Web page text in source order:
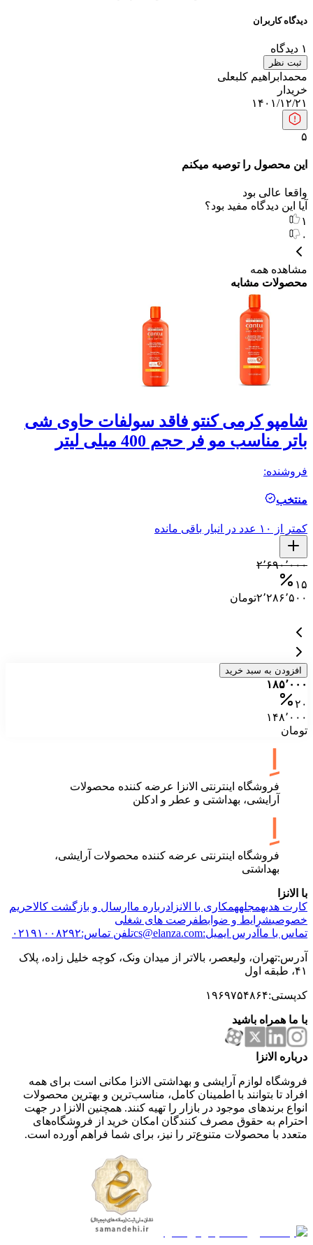
دیدگاه کاربران
۱ دیدگاه
ثبت نظر
محمدابراهیم کلبعلی
خریدار
۱۴۰۱/۱۲/۲۱
۵
این محصول را توصیه میکنم
واقعا عالی بود
آیا این دیدگاه مفید بود؟
۱
۰
مشاهده همه
محصولات مشابه
شامپو کرمی کنتو فاقد سولفات حاوی شی
باتر مناسب مو فر حجم 400 میلی لیتر
فروشنده:
منتخب
کمتر از ۱۰ عدد در انبار باقی مانده
۲٬۶۹۰٬۰۰۰
۱۵
۲٬۲۸۶٬۵۰۰تومان
افزودن به سبد خرید
۱۸۵٬۰۰۰
۲۰
۱۴۸٬۰۰۰
تومان
فروشگاه اینترنتی الانزا عرضه کننده محصولات
آرایشی، بهداشتی و عطر و ادکلن
فروشگاه اینترنتی عرضه کننده محصولات آرایشی،
بهداشتی
با الانزا
کارت هدیهمجلههمکاری با الانزا درباره ما ارسال و بازگشت کالاحریم
خصوصیشرایط و ضوابطفرصت های شغلی
تماس با ما آدرس ایمیل:cs@elanza.com تلفن تماس:۰۲۱۹۱۰۰۸۲۹۲
آدرس:تهران، ولیعصر، بالاتر از میدان ونک، کوچه خلیل زاده، پلاک
۴۱، طبقه اول
کدپستی:۱۹۶۹۷۵۴۸۶۴
با ما همراه باشید
درباره الانزا
فروشگاه لوازم آرایشی و بهداشتی الانزا مکانی است برای همه
افراد تا بتوانند با اطمینان کامل، مناسب‌ترین و بهترین محصولات
انواع برندهای موجود در بازار را تهیه کنند. همچنین الانزا در جهت
احترام به حقوق مصرف کنندگان امکان خرید از فروشگاه‌های
متعدد با محصولات متنوع‌تر را نیز، برای شما فراهم آورده است.